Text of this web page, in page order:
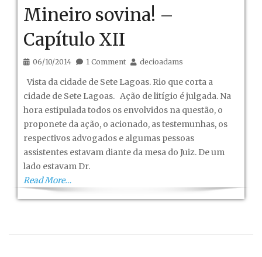
Mineiro sovina! –
Capítulo XII
06/10/2014 1 Comment decioadams
Vista da cidade de Sete Lagoas. Rio que corta a
cidade de Sete Lagoas. Ação de litígio é julgada. Na
hora estipulada todos os envolvidos na questão, o
proponete da ação, o acionado, as testemunhas, os
respectivos advogados e algumas pessoas
assistentes estavam diante da mesa do Juiz. De um
lado estavam Dr.
Read More…